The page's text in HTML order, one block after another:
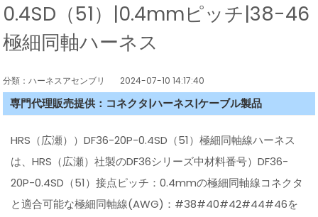
0.4SD（51）|0.4mmピッチ|38-46
極細同軸ハーネス
分類：ハーネスアセンブリ 2024-07-10 14:17:40
専門代理販売提供：コネクタ|ハーネス|ケーブル製品
HRS（広瀬））DF36-20P-0.4SD（51）極細同軸線ハーネス
は、HRS（広瀬）社製のDF36シリーズ中材料番号）DF36-
20P-0.4SD（51）接点ピッチ：0.4mmの極細同軸線コネクタ
と適合可能な極細同軸線(AWG)：#38#40#42#44#46を